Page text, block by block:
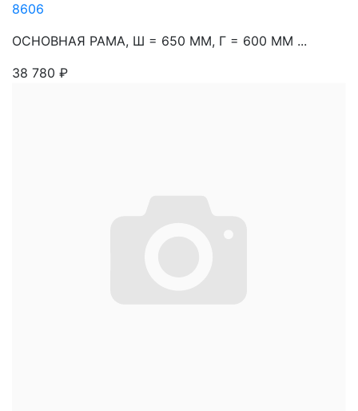
8606
ОСНОВНАЯ РАМА, Ш = 650 ММ, Г = 600 ММ ...
38 780 ₽